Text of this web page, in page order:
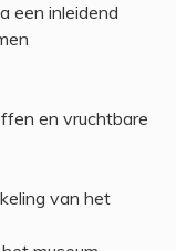
een inleidend
en vruchtbare
van het